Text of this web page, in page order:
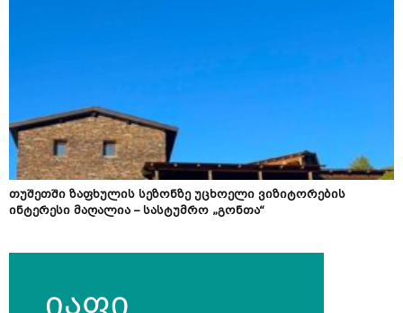
თუშეთში ზაფხულის სეზონზე უცხოელი ვიზიტორების
ინტერესი მაღალია – სასტუმრო „გონთა“